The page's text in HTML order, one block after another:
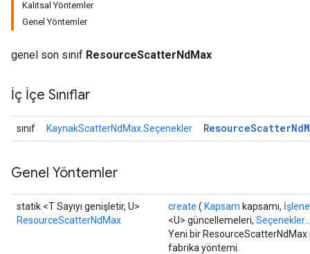
Kalıtsal Yöntemler
Genel Yöntemler
genel son sınıf ResourceScatterNdMax
İç İçe Sınıflar
sınıf KaynakScatterNdMax.Seçenekler ResourceScatterNd
Genel Yöntemler
statik <T Sayıyı genişletir, U>
ResourceScatterNdMax
create ( Kapsam kapsamı,
<U> güncellemeleri, Seçenekler...
Yeni bir ResourceScatterNdMax
fabrika yöntemi.